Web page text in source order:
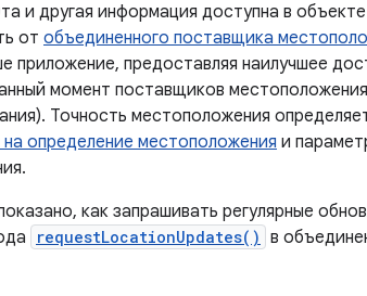
и другая информация доступна в объекте
от объединенного поставщика
приложение, предоставляя наилучшее
момент поставщиков
Точность местоположения
определение местоположения и
как запрашивать регулярные
requestLocationUpdates() в